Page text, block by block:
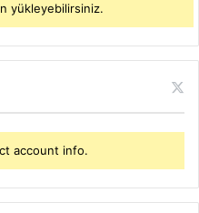
yükleyebilirsiniz.
account info.